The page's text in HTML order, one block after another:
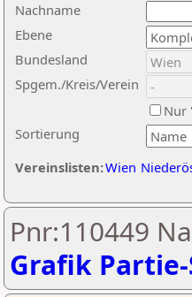
Nachname
Ebene
Sortierung
Bundesland
Spgem./Kreis/Verein
Nur
Vereinslisten:Wien
Pnr:110449
Grafik